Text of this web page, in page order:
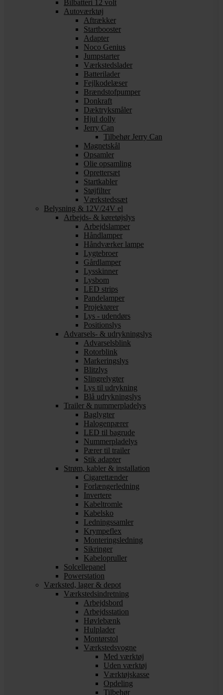
Bilbatteri 12 volt
Autoværktøj
Aftrækker
Startbooster
Adapter
Noco Genius
Jumpstarter
Værkstedslader
Batterilader
Fejlkodelæser
Brændstofpumper
Donkraft
Dæktryksmåler
Hjul dolly
Jerry Can
Tilbehør Jerry Can
Magnetskål
Opsamler
Olie opsamling
Oprettersæt
Startkabler
Støjfilter
Værkstedssæt
Belysning & 12V/24V el
Arbejds- & køretøjslys
Arbejdslamper
Håndlamper
Håndværker lampe
Lygtebroer
Gårdlamper
Lysskinner
Lysbom
LED strips
Pandelamper
Projektører
Lys - udendørs
Positionslys
Advarsels- & udrykningslys
Advarselsblink
Rotorblink
Markeringslys
Blitzlys
Slingrelygter
Lys til udrykning
Blå udrykningslys
Trailer & nummerpladelys
Baglygter
Halogenpærer
LED til bagrude
Nummerpladelys
Pærer til trailer
Stik adapter
Strøm, kabler & installation
Cigarettænder
Forlængerledning
Invertere
Kabeltromle
Kabelsko
Ledningssamler
Krympeflex
Monteringsledning
Sikringer
Kabelopruller
Solcellepanel
Powerstation
Værksted, lager & depot
Værkstedsindretning
Arbejdsbord
Arbejdsstation
Høvlebænk
Hulplader
Montørstol
Værkstedsvogne
Med værktøj
Uden værktøj
Værktøjskasse
Opdeling
Tilbehør